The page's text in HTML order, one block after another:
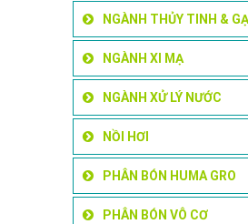
NGÀNH THỦY TINH &
NGÀNH XI MẠ
NGÀNH XỬ LÝ NƯỚC
NỒI HƠI
PHÂN BÓN HUMA GRO
PHÂN BÓN VÔ CƠ